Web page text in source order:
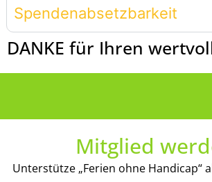
Spendenabsetzbarkeit
DANKE für Ihren
Mitglied
Unterstütze „Ferien ohne Handicap“